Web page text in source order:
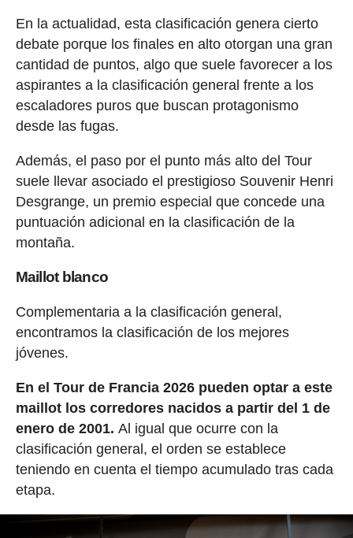
En la actualidad, esta clasificación genera cierto
debate porque los finales en alto otorgan una gran
cantidad de puntos, algo que suele favorecer a los
aspirantes a la clasificación general frente a los
escaladores puros que buscan protagonismo
desde las fugas.
Además, el paso por el punto más alto del Tour
suele llevar asociado el prestigioso Souvenir Henri
Desgrange, un premio especial que concede una
puntuación adicional en la clasificación de la
montaña.
Maillot blanco
Complementaria a la clasificación general,
encontramos la clasificación de los mejores
jóvenes.
En el Tour de Francia 2026 pueden optar a este
maillot los corredores nacidos a partir del 1 de
enero de 2001. Al igual que ocurre con la
clasificación general, el orden se establece
teniendo en cuenta el tiempo acumulado tras cada
etapa.